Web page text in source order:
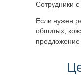
Сотрудники с
Если нужен
обшитых,
предложение